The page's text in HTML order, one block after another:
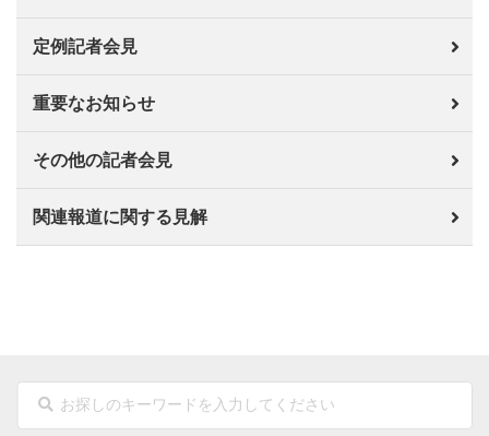
定例記者会見
重要なお知らせ
その他の記者会見
関連報道に関する見解